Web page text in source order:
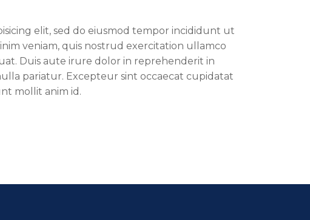
elit, sed do eiusmod tempor incididunt ut
veniam, quis nostrud exercitation ullamco
Duis aute irure dolor in reprehenderit in
pariatur. Excepteur sint occaecat cupidatat
mollit anim id.